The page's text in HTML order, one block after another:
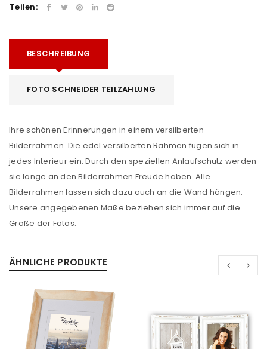
Teilen:
BESCHREIBUNG
FOTO SCHNEIDER TEILZAHLUNG
Ihre schönen Erinnerungen in einem versilberten
Bilderrahmen. Die edel versilberten Rahmen fügen sich in
jedes Interieur ein. Durch den speziellen Anlaufschutz werden
sie lange an den Bilderrahmen Freude haben. Alle
Bilderrahmen lassen sich dazu auch an die Wand hängen.
Unsere angegebenen Maße beziehen sich immer auf die
Größe der Fotos.
ÄHNLICHE PRODUKTE